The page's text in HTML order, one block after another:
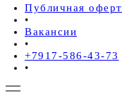
Публичная
•
Вакансии
•
+7917-586-43-73
•